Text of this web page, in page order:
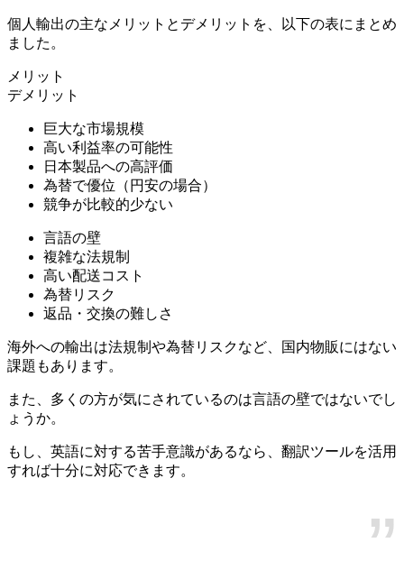
個人輸出の主なメリットとデメリットを、以下の表にまとめ
ました。
メリット
デメリット
巨大な市場規模
高い利益率の可能性
日本製品への高評価
為替で優位（円安の場合）
競争が比較的少ない
言語の壁
複雑な法規制
高い配送コスト
為替リスク
返品・交換の難しさ
海外への輸出は法規制や為替リスクなど、国内物販にはない
課題もあります。
また、多くの方が気にされているのは言語の壁ではないでし
ょうか。
もし、英語に対する苦手意識があるなら、翻訳ツールを活用
すれば十分に対応できます。